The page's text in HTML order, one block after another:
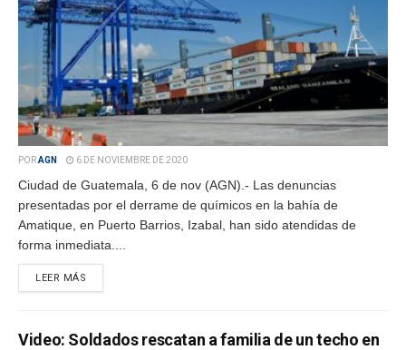
PORAGN 6 DE NOVIEMBRE DE 2020
Ciudad de Guatemala, 6 de nov (AGN).- Las denuncias
presentadas por el derrame de químicos en la bahía de
Amatique, en Puerto Barrios, Izabal, han sido atendidas de
forma inmediata....
LEER MÁS
Video: Soldados rescatan a familia de un techo en